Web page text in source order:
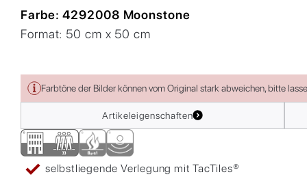
Farbe:4292008 Moonstone
Format: 50 cm x 50 cm
Farbtöne der Bilder können vom Original stark abweichen, bitte
Artikeleigenschaften
selbstliegende Verlegung mit TacTiles®